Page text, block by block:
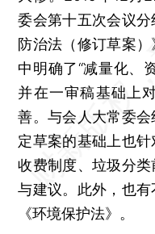
委会第十五次会议
防治法（修订草案
中明确了“减量化、
并在一审稿基础上
善。与会人大常委
定草案的基础上也
收费制度、垃圾分
与建议。此外，也
《环境保护法》。